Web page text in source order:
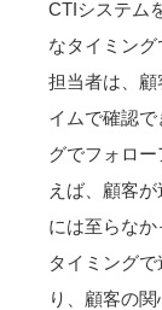
CTIシステム
なタイミン
担当者は、
イムで確認
グでフォロ
えば、顧客
には至らな
タイミング
り、顧客の